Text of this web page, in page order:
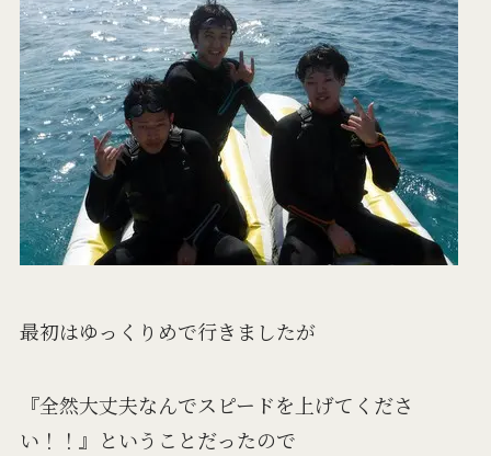
最初はゆっくりめで行きましたが
『全然大丈夫なんでスピードを上げてくださ
い！！』ということだったので